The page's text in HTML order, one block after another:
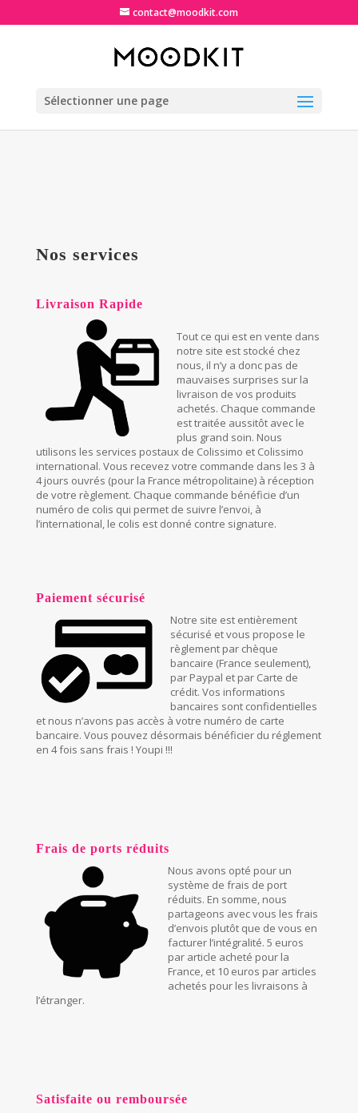
contact@moodkit.com
Sélectionner une page
Nos services
Livraison Rapide
Tout ce qui est en vente dans
notre site est stocké chez
nous, il n’y a donc pas de
mauvaises surprises sur la
livraison de vos produits
achetés. Chaque commande
est traitée aussitôt avec le
plus grand soin. Nous
utilisons les services postaux de Colissimo et Colissimo
international. Vous recevez votre commande dans les 3 à
4 jours ouvrés (pour la France métropolitaine) à réception
de votre règlement. Chaque commande bénéficie d’un
numéro de colis qui permet de suivre l’envoi, à
l’international, le colis est donné contre signature.
Paiement sécurisé
Notre site est entièrement
sécurisé et vous propose le
règlement par chèque
bancaire (France seulement),
par Paypal et par Carte de
crédit. Vos informations
bancaires sont confidentielles
et nous n’avons pas accès à votre numéro de carte
bancaire. Vous pouvez désormais bénéficier du réglement
en 4 fois sans frais ! Youpi !!!
Frais de ports réduits
Nous avons opté pour un
système de frais de port
réduits. En somme, nous
partageons avec vous les frais
d’envois plutôt que de vous en
facturer l’intégralité. 5 euros
par article acheté pour la
France, et 10 euros par articles
achetés pour les livraisons à
l’étranger.
Satisfaite ou remboursée